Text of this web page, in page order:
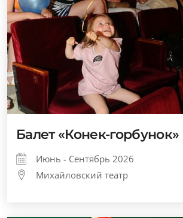
Балет «Конек-горбунок»
Июнь - Сентябрь 2026
Михайловский театр